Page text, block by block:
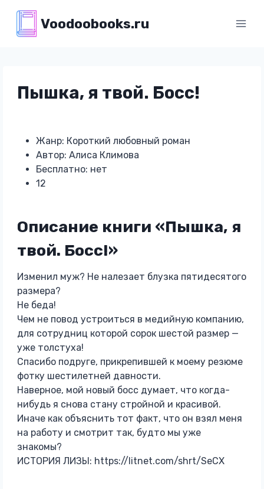
содержимому
Voodoobooks.ru
Пышка, я твой. Босс!
Жанр: Короткий любовный роман
Автор: Алиса Климова
Бесплатно: нет
12
Описание книги «Пышка, я
твой. Босс!»
Изменил муж? Не налезает блузка пятидесятого
размера?
Не беда!
Чем не повод устроиться в медийную компанию,
для сотрудниц которой сорок шестой размер —
уже толстуха!
Спасибо подруге, прикрепившей к моему резюме
фотку шестилетней давности.
Наверное, мой новый босс думает, что когда-
нибудь я снова стану стройной и красивой.
Иначе как объяснить тот факт, что он взял меня
на работу и смотрит так, будто мы уже
знакомы?
ИСТОРИЯ ЛИЗЫ: https://litnet.com/shrt/SeCX